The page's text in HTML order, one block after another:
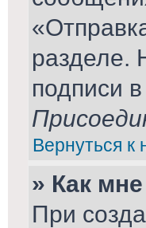
разделе.
подписи
Вернуться к
» Как
При